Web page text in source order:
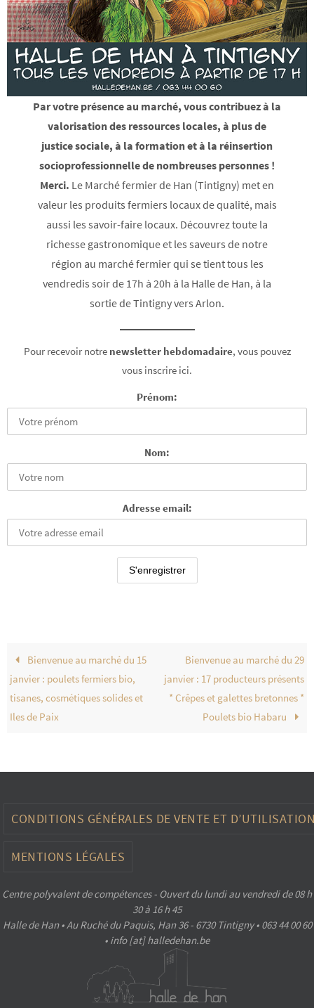
Par votre présence au marché, vous contribuez à la
valorisation des ressources locales, à plus de
justice sociale, à la formation et à la réinsertion
socioprofessionnelle de nombreuses personnes !
Merci. Le Marché fermier de Han (Tintigny) met en
valeur les produits fermiers locaux de qualité, mais
aussi les savoir-faire locaux. Découvrez toute la
richesse gastronomique et les saveurs de notre
région au marché fermier qui se tient tous les
vendredis soir de 17h à 20h à la Halle de Han, à la
sortie de Tintigny vers Arlon.
Pour recevoir notre newsletter hebdomadaire, vous pouvez
vous inscrire ici.
Prénom:
Nom:
Adresse email:
Bienvenue au marché du 15
janvier : poulets fermiers bio,
tisanes, cosmétiques solides et
Iles de Paix
Bienvenue au marché du 29
janvier : 17 producteurs présents
* Crêpes et galettes bretonnes *
Poulets bio Habaru
CONDITIONS GÉNÉRALES DE VENTE ET
MENTIONS LÉGALES
Centre polyvalent de compétences - Ouvert du lundi au vendredi de 08 h
30 à 16 h 45
Halle de Han • Au Ruché du Paquis, Han 36 - 6730 Tintigny • 063 44 00 60
• info [at] halledehan.be